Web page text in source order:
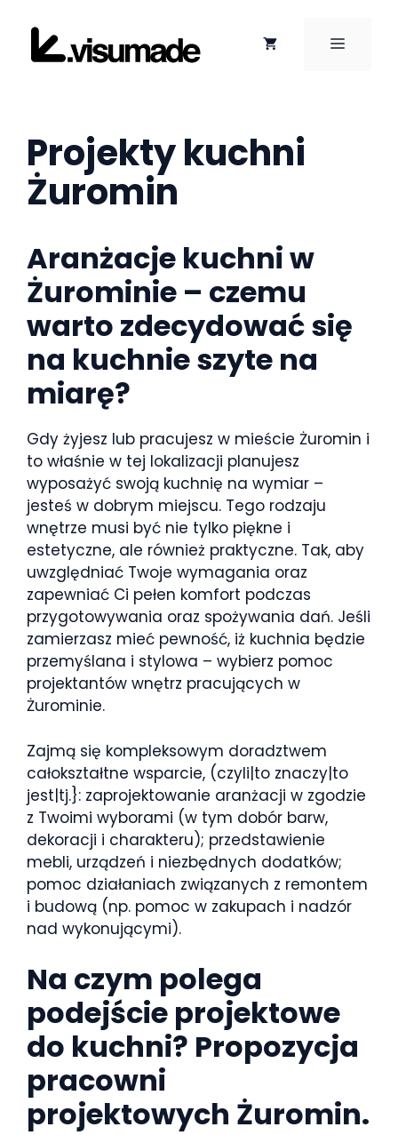
treści
MENU
Projekty kuchni
Żuromin
Aranżacje kuchni w
Żurominie – czemu
warto zdecydować się
na kuchnie szyte na
miarę?
Gdy żyjesz lub pracujesz w mieście Żuromin i
to właśnie w tej lokalizacji planujesz
wyposażyć swoją kuchnię na wymiar –
jesteś w dobrym miejscu. Tego rodzaju
wnętrze musi być nie tylko piękne i
estetyczne, ale również praktyczne. Tak, aby
uwzględniać Twoje wymagania oraz
zapewniać Ci pełen komfort podczas
przygotowywania oraz spożywania dań. Jeśli
zamierzasz mieć pewność, iż kuchnia będzie
przemyślana i stylowa – wybierz pomoc
projektantów wnętrz pracujących w
Żurominie.
Zajmą się kompleksowym doradztwem
całokształtne wsparcie, (czyli|to znaczy|to
jest|tj.}: zaprojektowanie aranżacji w zgodzie
z Twoimi wyborami (w tym dobór barw,
dekoracji i charakteru); przedstawienie
mebli, urządzeń i niezbędnych dodatków;
pomoc działaniach związanych z remontem
i budową (np. pomoc w zakupach i nadzór
nad wykonującymi).
Na czym polega
podejście projektowe
do kuchni? Propozycja
pracowni
projektowych Żuromin.